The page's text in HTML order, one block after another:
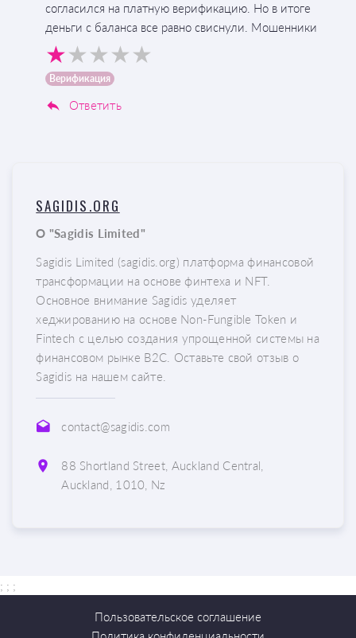
согласился на платную верификацию. Но в итоге
деньги с баланса все равно свиснули. Мошенники
Верификация
Ответить
SAGIDIS.ORG
О "Sagidis Limited"
Sagidis Limited (sagidis.org) платформа финансовой
трансформации на основе финтеха и NFT.
Основное внимание Sagidis уделяет
хеджированию на основе Non-Fungible Token и
Fintech с целью создания упрощенной системы на
финансовом рынке B2C. Оставьте свой отзыв о
Sagidis на нашем сайте.
contact@sagidis.com
88 Shortland Street, Auckland Central,
Auckland, 1010, Nz
; ; ;
Пользовательское соглашение